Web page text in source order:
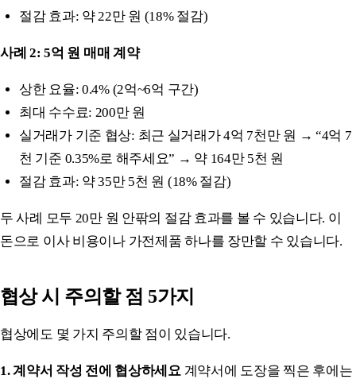
절감 효과: 약 22만 원 (18% 절감)
사례 2: 5억 원 매매 계약
상한 요율: 0.4% (2억~6억 구간)
최대 수수료: 200만 원
실거래가 기준 협상: 최근 실거래가 4억 7천만 원 → “4억 7
천 기준 0.35%로 해주세요” → 약 164만 5천 원
절감 효과: 약 35만 5천 원 (18% 절감)
두 사례 모두 20만 원 안팎의 절감 효과를 볼 수 있습니다. 이
돈으로 이사 비용이나 가전제품 하나를 장만할 수 있습니다.
협상 시 주의할 점 5가지
협상에도 몇 가지 주의할 점이 있습니다.
1. 계약서 작성 전에 협상하세요 계약서에 도장을 찍은 후에는